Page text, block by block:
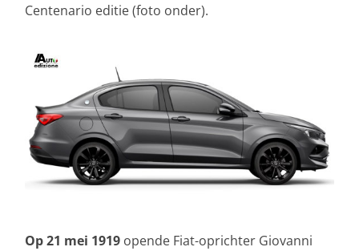
Centenario editie (foto onder).
Op 21 mei 1919 opende Fiat-oprichter Giovanni